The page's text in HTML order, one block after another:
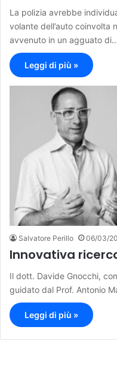
La polizia avrebbe
volante dell’auto coinvolta
avvenuto in un agguato di…
Leggi di più »
Salvatore Perillo 06/03/
Innovativa
Il dott. Davide Gnocchi,
guidato dal Prof. Antonio
Leggi di più »